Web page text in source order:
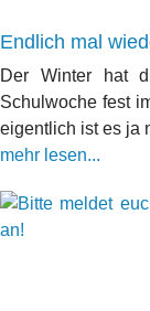
Endlich mal
Der Winter hat
Schulwoche fest
eigentlich ist es ja
mehr lesen...